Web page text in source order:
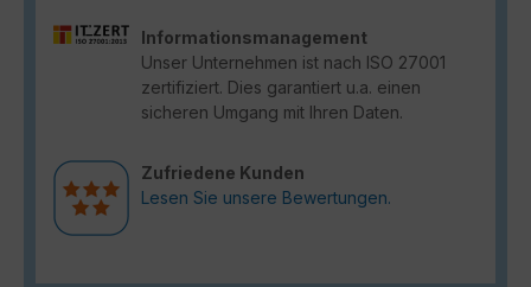
Informationsmanagement
Unser Unternehmen ist nach ISO 27001
zertifiziert. Dies garantiert u.a. einen
sicheren Umgang mit Ihren Daten.
Zufriedene Kunden
Lesen Sie unsere Bewertungen.